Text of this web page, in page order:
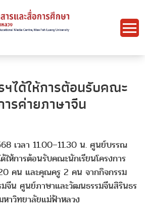
ได้ให้การต้อนรับคณะ
รค่ายภาษาจีน
เวลา 11.00–11.30 น. ศูนย์บรรณ
ให้การต้อนรับคณะนักเรียนโครงการ
คน และคุณครู 2 คน จากกิจกรรม
จีน ศูนย์ภาษาและวัฒนธรรมจีนสิรินธร
หาวิทยาลัยแม่ฟ้าหลวง